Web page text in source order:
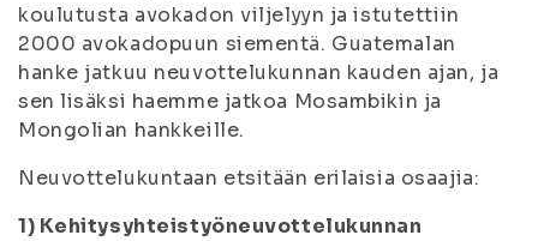
koulutusta avokadon viljelyyn ja istutettiin
2000 avokadopuun siementä. Guatemalan
hanke jatkuu neuvottelukunnan kauden ajan, ja
sen lisäksi haemme jatkoa Mosambikin ja
Mongolian hankkeille.
Neuvottelukuntaan etsitään erilaisia osaajia:
1) Kehitysyhteistyöneuvottelukunnan